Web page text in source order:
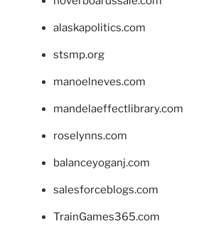
alaskapolitics.com
stsmp.org
manoelneves.com
mandelaeffectlibrary.com
roselynns.com
balanceyoganj.com
salesforceblogs.com
TrainGames365.com